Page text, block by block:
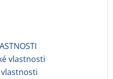
vlastnosti